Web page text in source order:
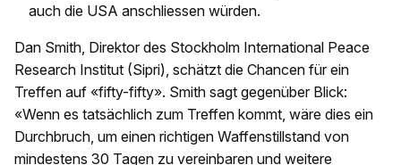
auch die USA anschliessen würden.
Dan Smith, Direktor des Stockholm International Peace
Research Institut (Sipri), schätzt die Chancen für ein
Treffen auf «fifty-fifty». Smith sagt gegenüber Blick:
«Wenn es tatsächlich zum Treffen kommt, wäre dies ein
Durchbruch, um einen richtigen Waffenstillstand von
mindestens 30 Tagen zu vereinbaren und weitere